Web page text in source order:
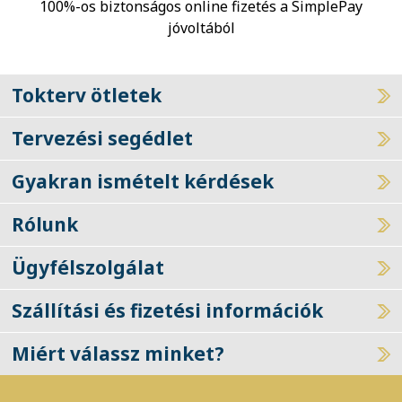
100%-os biztonságos online fizetés a SimplePay
jóvoltából
Tokterv ötletek
Tervezési segédlet
Gyakran ismételt kérdések
Rólunk
Ügyfélszolgálat
Szállítási és fizetési információk
Miért válassz minket?